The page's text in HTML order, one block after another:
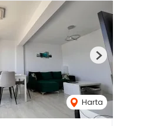
Harta
Next